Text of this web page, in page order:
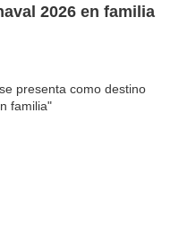
2026 en familia